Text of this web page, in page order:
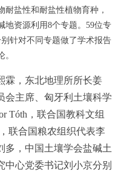
盐性和耐盐性植物育种，
地资源利用8个专题。59位专
针对不同专题做了学术报告
， 东北地理所所长姜
会主席、匈牙利土壤科学
Tóth，联合国教科文组
联合国粮农组织代表李
多，中国土壤学会盐碱土
中心党委书记刘小京分别